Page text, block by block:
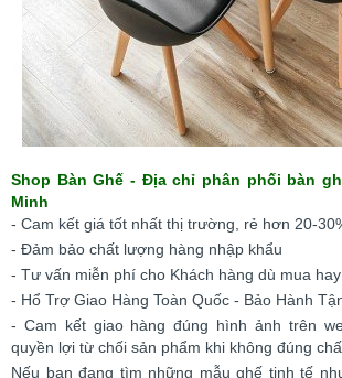
Shop Bàn Ghế - Địa chỉ phân phối bàn
Minh
- Cam kết giá tốt nhất thị trường, rẻ hơn 20-
- Đảm bảo chất lượng hàng nhập khẩu
- Tư vấn miễn phí cho Khách hàng dù mua
- Hổ Trợ Giao Hàng Toàn Quốc - Bảo Hành
- Cam kết giao hàng đúng hình ảnh trên
quyền lợi từ chối sản phẩm khi không đúng
Nếu bạn đang tìm những mẫu ghế tinh tế